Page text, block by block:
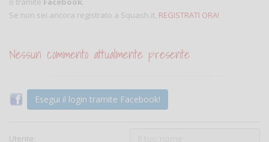
Se non sei ancora registrato a Squash.it, REGISTRATI ORA!
Nessun commento attualmente presente
Esegui il login tramite Facebook!
Utente: